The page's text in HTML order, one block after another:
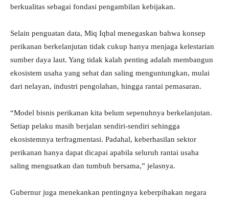
berkualitas sebagai fondasi pengambilan kebijakan.
Selain penguatan data, Miq Iqbal menegaskan bahwa konsep
perikanan berkelanjutan tidak cukup hanya menjaga kelestarian
sumber daya laut. Yang tidak kalah penting adalah membangun
ekosistem usaha yang sehat dan saling menguntungkan, mulai
dari nelayan, industri pengolahan, hingga rantai pemasaran.
“Model bisnis perikanan kita belum sepenuhnya berkelanjutan.
Setiap pelaku masih berjalan sendiri-sendiri sehingga
ekosistemnya terfragmentasi. Padahal, keberhasilan sektor
perikanan hanya dapat dicapai apabila seluruh rantai usaha
saling menguatkan dan tumbuh bersama,” jelasnya.
Gubernur juga menekankan pentingnya keberpihakan negara